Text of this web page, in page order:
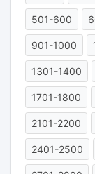
501-600
901-1000
1301-1400
1701-1800
2101-2200
2401-2500